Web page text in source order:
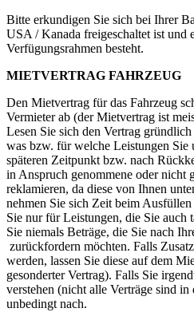
Bitte erkundigen Sie sich bei Ihrer
USA / Kanada freigeschaltet ist und
Verfügungsrahmen besteht.
MIETVERTRAG FAHRZEUG
Den Mietvertrag für das Fahrzeug
Vermieter ab (der Mietvertrag ist
Lesen Sie sich den Vertrag
was bzw. für welche Leistungen Sie
späteren Zeitpunkt bzw. nach
in Anspruch genommene oder nicht
reklamieren, da diese von Ihnen
nehmen Sie sich Zeit beim Ausfüllen
Sie nur für Leistungen, die Sie auch
Sie niemals Beträge, die Sie nach
zurückfordern möchten. Falls
werden, lassen Sie diese auf dem
gesonderter Vertrag). Falls Sie
verstehen (nicht alle Verträge sind in
unbedingt nach.